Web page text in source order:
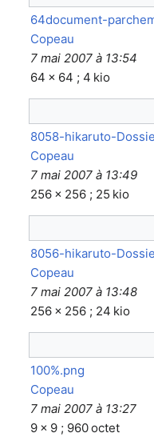
64document-
Copeau
7 mai 2007 à 13:54
64 × 64 ; 4 kio
8058-hikaruto-
Copeau
7 mai 2007 à 13:49
256 × 256 ; 25 kio
8056-hikaruto-
Copeau
7 mai 2007 à 13:48
256 × 256 ; 24 kio
100%.png
Copeau
7 mai 2007 à 13:27
9 × 9 ; 960 octet